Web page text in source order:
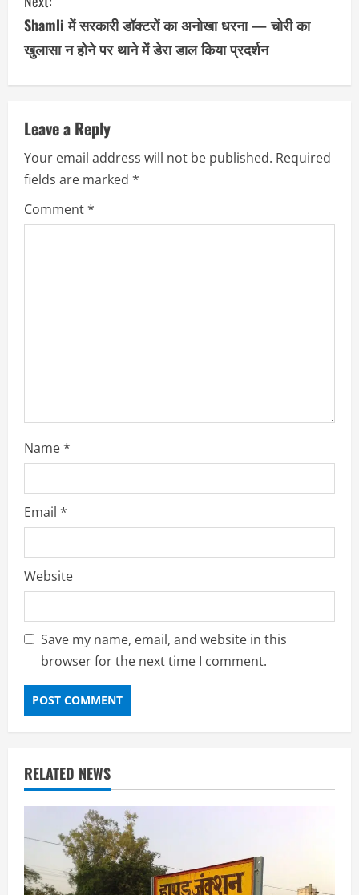
t
i
n
e
R
e
Shamli में सरकारी डॉक्टरों का अनोखा धरना — चोरी का
खुलासा न होने पर थाने में डेरा डाल किया प्रदर्शन
Leave a Reply
Your email address will not be published. Required
fields are marked *
Comment*
Name*
Email *
Website
Save my name, email, and website in this
browser for the next time I comment.
RELATED NEWS